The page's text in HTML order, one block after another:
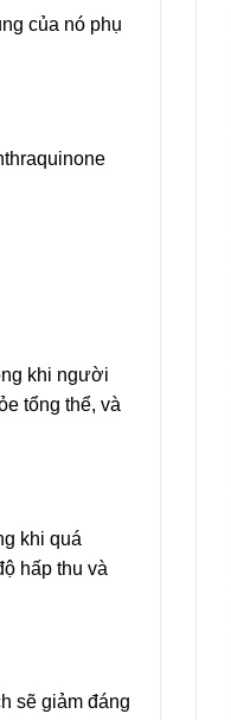
của nó phụ
khi người
tổng thể, và
khi quá
hấp thu và
sẽ giảm đáng